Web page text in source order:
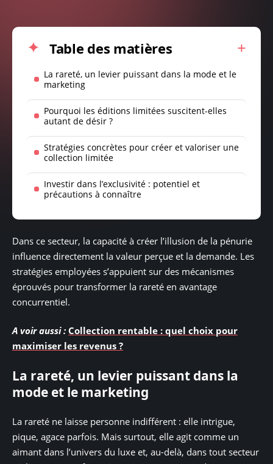
Table des matières
La rareté, un levier puissant dans la mode et le
marketing
Pourquoi les éditions limitées suscitent-elles
autant de désir ?
Stratégies concrètes pour créer et valoriser une
collection limitée
Investir dans l’exclusivité : potentiel et
précautions à connaître
Dans ce secteur, la capacité à créer l’illusion de la pénurie
influence directement la valeur perçue et la demande. Les
stratégies employées s’appuient sur des mécanismes
éprouvés pour transformer la rareté en avantage
concurrentiel.
A voir aussi : Collection rentable : quel choix pour
maximiser les revenus ?
La rareté, un levier puissant dans la
mode et le marketing
La rareté ne laisse personne indifférent : elle intrigue,
pique, agace parfois. Mais surtout, elle agit comme un
aimant dans l’univers du luxe et, au-delà, dans tout secteur